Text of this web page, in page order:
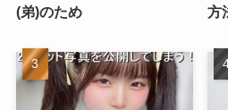
(弟)のため
方